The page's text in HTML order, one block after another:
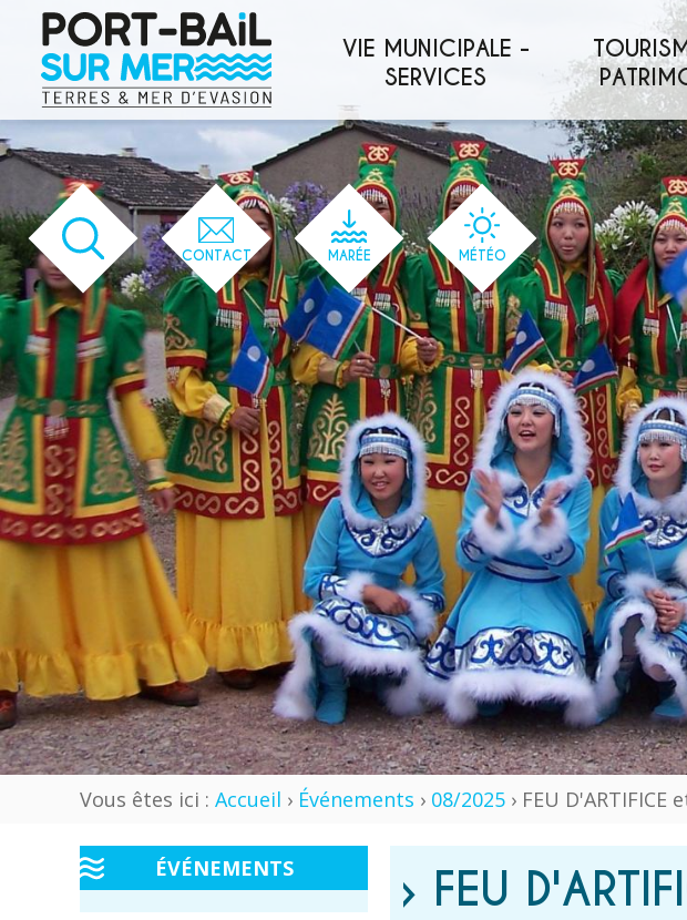
VIE MUNICIPALE -
SERVICES
CONTACT MARÉE MÉTÉO
'166' / '1' / '166' / '166' / '166' / '166'
Vous êtes ici : Accueil › Événements › 08/2025 › FEU D'ARTIFICE
ÉVÉNEMENTS › FEU